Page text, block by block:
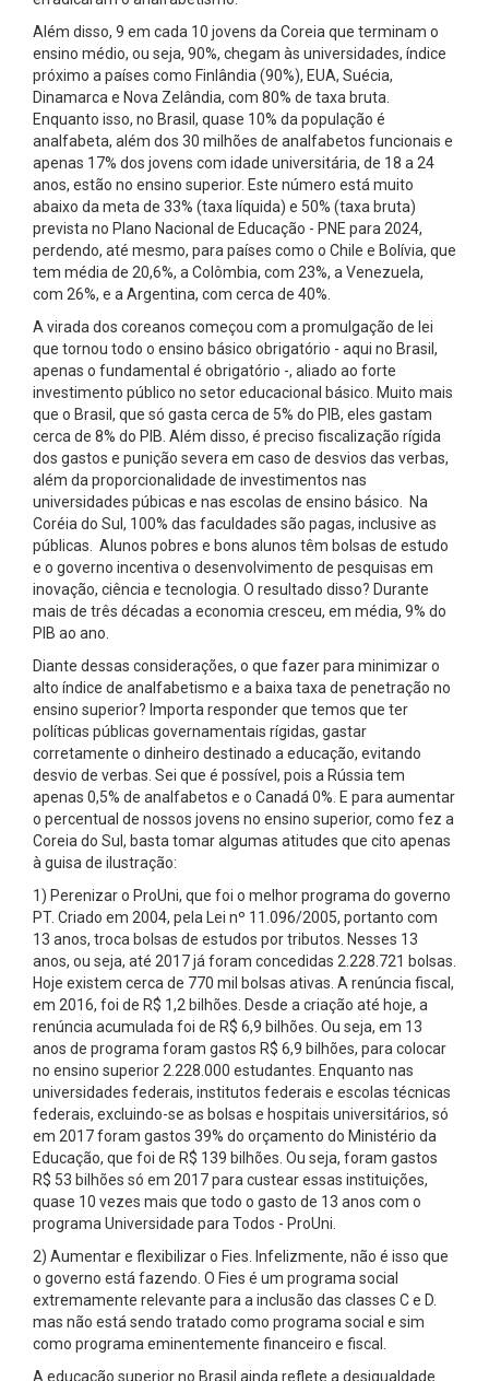
Além disso, 9 em cada 10 jovens da Coreia que terminam o
ensino médio, ou seja, 90%, chegam às universidades, índice
próximo a países como Finlândia (90%), EUA, Suécia,
Dinamarca e Nova Zelândia, com 80% de taxa bruta.
Enquanto isso, no Brasil, quase 10% da população é
analfabeta, além dos 30 milhões de analfabetos funcionais e
apenas 17% dos jovens com idade universitária, de 18 a 24
anos, estão no ensino superior. Este número está muito
abaixo da meta de 33% (taxa líquida) e 50% (taxa bruta)
prevista no Plano Nacional de Educação - PNE para 2024,
perdendo, até mesmo, para países como o Chile e Bolívia, que
tem média de 20,6%, a Colômbia, com 23%, a Venezuela,
com 26%, e a Argentina, com cerca de 40%.
A virada dos coreanos começou com a promulgação de lei
que tornou todo o ensino básico obrigatório - aqui no Brasil,
apenas o fundamental é obrigatório -, aliado ao forte
investimento público no setor educacional básico. Muito mais
que o Brasil, que só gasta cerca de 5% do PIB, eles gastam
cerca de 8% do PIB. Além disso, é preciso fiscalização rígida
dos gastos e punição severa em caso de desvios das verbas,
além da proporcionalidade de investimentos nas
universidades púbicas e nas escolas de ensino básico. Na
Coréia do Sul, 100% das faculdades são pagas, inclusive as
públicas. Alunos pobres e bons alunos têm bolsas de estudo
e o governo incentiva o desenvolvimento de pesquisas em
inovação, ciência e tecnologia. O resultado disso? Durante
mais de três décadas a economia cresceu, em média, 9% do
PIB ao ano.
Diante dessas considerações, o que fazer para minimizar o
alto índice de analfabetismo e a baixa taxa de penetração no
ensino superior? Importa responder que temos que ter
políticas públicas governamentais rígidas, gastar
corretamente o dinheiro destinado a educação, evitando
desvio de verbas. Sei que é possível, pois a Rússia tem
apenas 0,5% de analfabetos e o Canadá 0%. E para aumentar
o percentual de nossos jovens no ensino superior, como fez a
Coreia do Sul, basta tomar algumas atitudes que cito apenas
à guisa de ilustração:
1) Perenizar o ProUni, que foi o melhor programa do governo
PT. Criado em 2004, pela Lei nº 11.096/2005, portanto com
13 anos, troca bolsas de estudos por tributos. Nesses 13
anos, ou seja, até 2017 já foram concedidas 2.228.721 bolsas.
Hoje existem cerca de 770 mil bolsas ativas. A renúncia fiscal,
em 2016, foi de R$ 1,2 bilhões. Desde a criação até hoje, a
renúncia acumulada foi de R$ 6,9 bilhões. Ou seja, em 13
anos de programa foram gastos R$ 6,9 bilhões, para colocar
no ensino superior 2.228.000 estudantes. Enquanto nas
universidades federais, institutos federais e escolas técnicas
federais, excluindo-se as bolsas e hospitais universitários, só
em 2017 foram gastos 39% do orçamento do Ministério da
Educação, que foi de R$ 139 bilhões. Ou seja, foram gastos
R$ 53 bilhões só em 2017 para custear essas instituições,
quase 10 vezes mais que todo o gasto de 13 anos com o
programa Universidade para Todos - ProUni.
2) Aumentar e flexibilizar o Fies. Infelizmente, não é isso que
o governo está fazendo. O Fies é um programa social
extremamente relevante para a inclusão das classes C e D.
mas não está sendo tratado como programa social e sim
como programa eminentemente financeiro e fiscal.
A educação superior no Brasil ainda reflete a desigualdade